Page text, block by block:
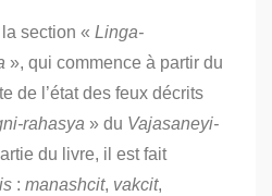
section « Linga-
», qui commence à partir du
de l’état des feux décrits
rahasya » du Vajasaneyi-
du livre, il est fait
: manashcit, vakcit,